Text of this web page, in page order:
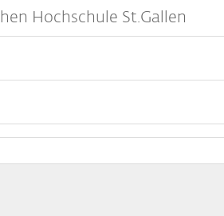
Hochschule St.Gallen